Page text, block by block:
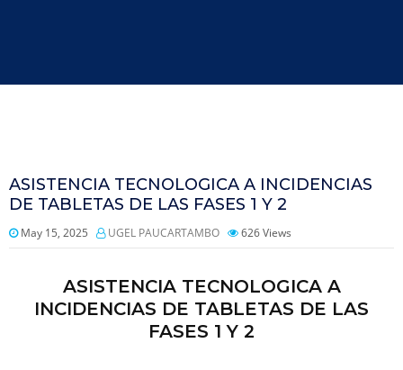
ASISTENCIA TECNOLOGICA A INCIDENCIAS
DE TABLETAS DE LAS FASES 1 Y 2
May 15, 2025 UGEL PAUCARTAMBO 626Views
ASISTENCIA TECNOLOGICA A
INCIDENCIAS DE TABLETAS DE LAS
FASES 1 Y 2